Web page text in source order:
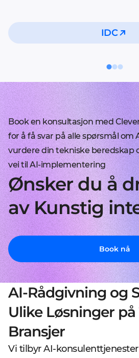
IDC
Book en konsultasjon med
for å få svar på alle spørsmål om
vurdere din tekniske beredskap
vei til AI-implementering
Ønsker du å
av Kunstig
Book nå
AI-Rådgivning og
Ulike Løsninger på
Bransjer
Vi tilbyr AI-